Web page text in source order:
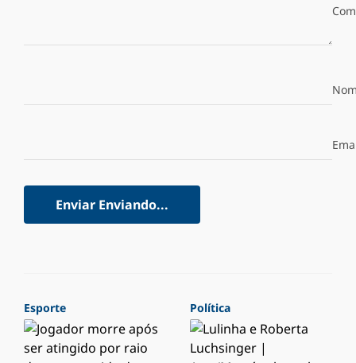
Enviar Enviando...
Esporte Política